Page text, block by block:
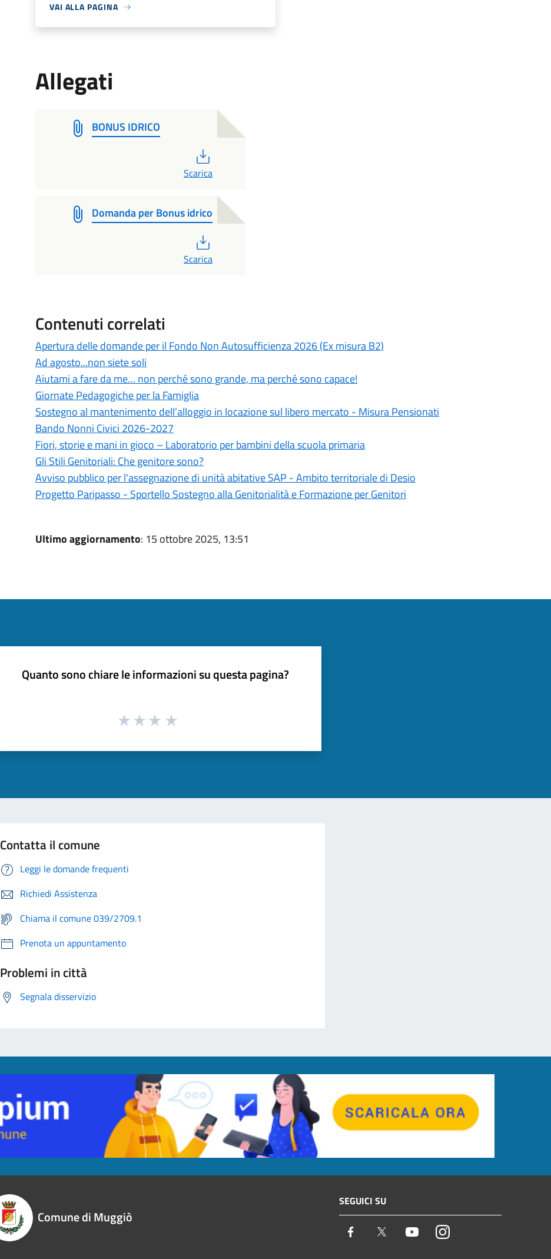
VAI ALLA PAGINA
Allegati
BONUS IDRICO
Scarica
Domanda per Bonus idrico
Scarica
Contenuti correlati
Apertura delle domande per il Fondo Non Autosufficienza 2026 (Ex misura B2)
Ad agosto...non siete soli
Aiutami a fare da me… non perché sono grande, ma perché sono capace!
Giornate Pedagogiche per la Famiglia
Sostegno al mantenimento dell’alloggio in locazione sul libero mercato - Misura Pensionati
Bando Nonni Civici 2026-2027
Fiori, storie e mani in gioco – Laboratorio per bambini della scuola primaria
Gli Stili Genitoriali: Che genitore sono?
Avviso pubblico per l'assegnazione di unità abitative SAP - Ambito territoriale di Desio
Progetto Paripasso - Sportello Sostegno alla Genitorialità e Formazione per Genitori
Ultimo aggiornamento: 15 ottobre 2025, 13:51
Quanto sono chiare le informazioni su questa pagina?
Contatta il comune
Leggi le domande frequenti
Richiedi Assistenza
Chiama il comune 039/2709.1
Prenota un appuntamento
Problemi in città
Segnala disservizio
Comune di Muggiò
SEGUICI SU
Facebook Twitter YoutubeInstagram